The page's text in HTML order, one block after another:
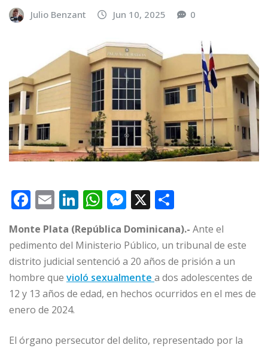
Julio Benzant Jun 10, 2025 0
F
c
e
b
o
o
k
E
ai
l
Li
n
k
e
dI
n
W
h
at
s
A
p
M
e
ss
e
n
g
r
X
o
m
p
ar
ti
Monte Plata (República Dominicana).- Ante el
pedimento del Ministerio Público, un tribunal de este
distrito judicial sentenció a 20 años de prisión a un
hombre que violó sexualmente a dos adolescentes de
12 y 13 años de edad, en hechos ocurridos en el mes de
enero de 2024.
El órgano persecutor del delito, representado por la